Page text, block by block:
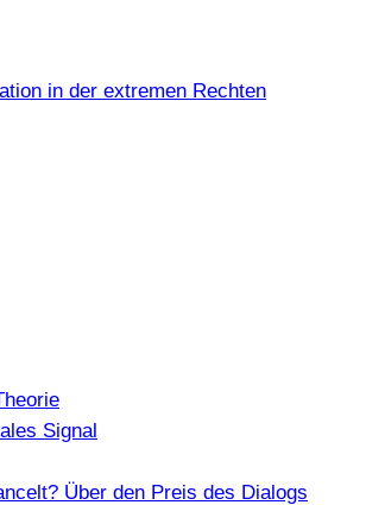
in der extremen Rechten
Signal
Über den Preis des Dialogs